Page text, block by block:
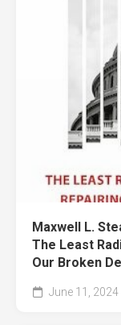
Maxwell L.
The Least
Our Broken
June 11, 2024